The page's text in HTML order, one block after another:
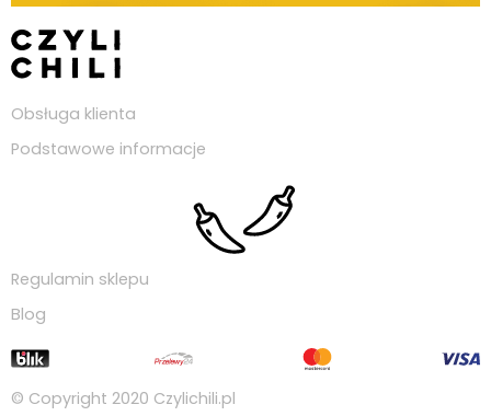
Obsługa klienta
Podstawowe informacje
Regulamin sklepu
Blog
© Copyright 2020 Czylichili.pl